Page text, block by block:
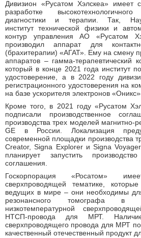
Дивизион «Русатом Хэлскеа» имеет
разработке
диагностики и терапии. Так,
институт технической физики и
контур управления АО «Русатом
производил аппарат для
(брахитерапии) «АГАТ». Ему на смену
аппаратов – гамма-терапевтический
который в конце 2021 года институт
удостоверение, а в 2022 году
регистрационного удостоверения на
на базе ускорителя электронов
Кроме того, в 2021 году «Русатом
подписали производственное
производства трех моделей магнитно-
GE в России. Локализация
современной площадки производства
Creator, Signa Explorer и Signa
планирует запустить
соглашения.
Госкорпорация «Росатом»
сверхпроводящей тематике,
ведущих в мире – они необходимы
резонансного томографа в
низкотемпературной
НТСП-провода для МРТ.
сверхпроводящего провода для МРТ
качественный отечественный продукт